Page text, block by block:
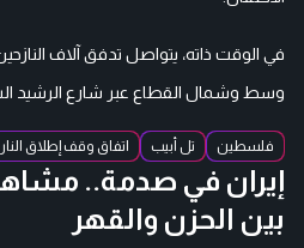
في الوقت ذاته، يتواصل تدفق آلاف
وسط وشمال القطاع عبر شارع الرشيد
فلسطين تل أبيب اتفاق وقف إطلاق النار
إيران في صدمة..
بين الحزن والقهر